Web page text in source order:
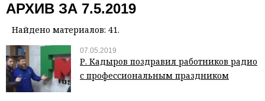
АРХИВ ЗА 7.5.2019
Найдено материалов: 41.
07.05.2019
Р. Кадыров поздравил работников радио
с профессиональным праздником